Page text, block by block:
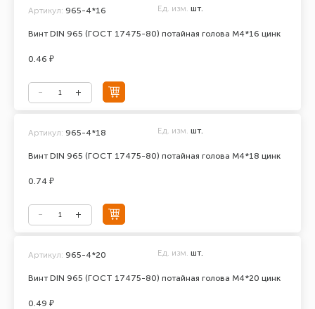
Винт DIN 965 (ГОСТ 17475-80) потайная голова М4*16 цинк
Артикул: 965-4*16 Ед. изм. шт.
0.46 ₽
Винт DIN 965 (ГОСТ 17475-80) потайная голова М4*18 цинк
Артикул: 965-4*18 Ед. изм. шт.
0.74 ₽
Винт DIN 965 (ГОСТ 17475-80) потайная голова М4*20 цинк
Артикул: 965-4*20 Ед. изм. шт.
0.49 ₽